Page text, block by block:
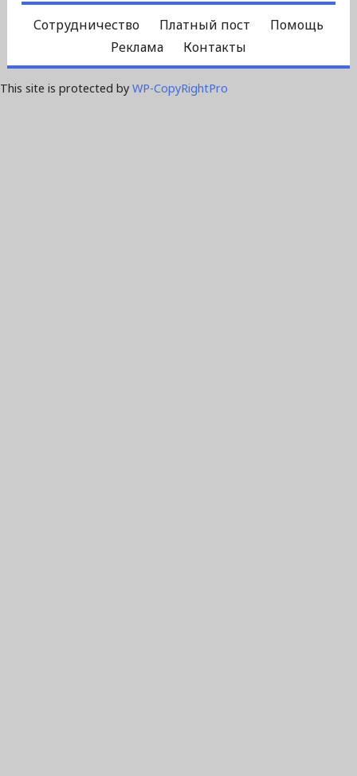
Сотрудничество Платный пост
Помощь
Реклама
Контакты
This site is protected by WP-CopyRightPro